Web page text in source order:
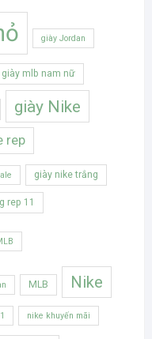
giày Jordan
giày mlb nam nữ
giày Nike
rep
giày nike trắng
rep 11
MLB Nike
nike khuyến mãi